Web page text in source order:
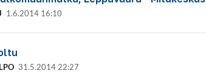
1.6.2014 16:10
31.5.2014 22:27